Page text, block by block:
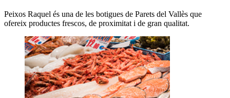
Peixos Raquel és una de les botigues de Parets del Vallès que
ofereix productes frescos, de proximitat i de gran qualitat.